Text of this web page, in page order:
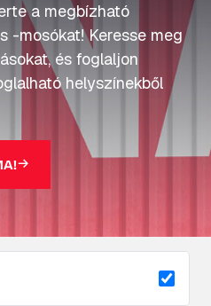
a megbízható
-mosókat! Keresse meg
és foglaljon
helyszínekből